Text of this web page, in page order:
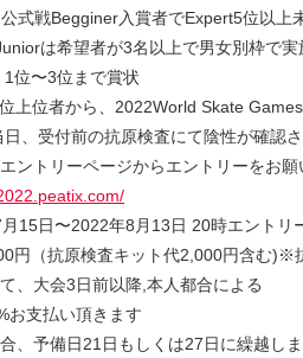
式戦Begginer入賞者でExpert5位以上
は希望者が3名以上で男⼥別枠で実
1位〜3位まで賞状
上位者から、2022World Skate
日、受付前の抗原検査にて陰性が確認
エントリーページからエントリーをお願
⽉15日〜2022年8⽉13日 20時エントリ
円（抗原検査キット代2,000円含む)※
、大会3日前以降,本⼈都合による
お⽀払い頂きます
、予備日21日もしくは27日に繰越しま